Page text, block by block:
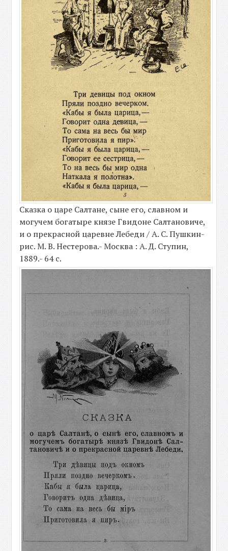
Сказка о царе Салтане, сыне его, славном и
могучем богатыре князе Гвидоне Салтановиче,
и о прекрасной царевне Лебеди / А. С. Пушкин-
рис. М. В. Нестерова.- Москва : А. Д. Ступин,
1889.- 64 с.